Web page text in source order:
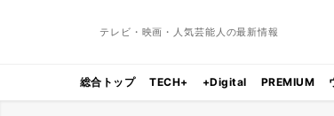
テレビ・映画・人気芸能人の最新情報
総合トップ TECH+ +Digital PREMIUM